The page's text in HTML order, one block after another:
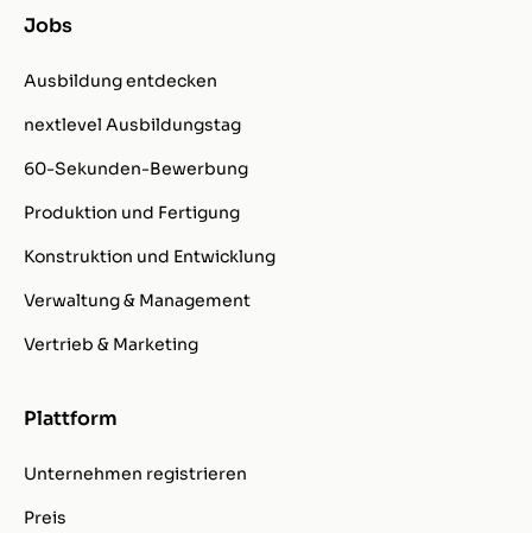
Jobs
Ausbildung entdecken
nextlevel Ausbildungstag
60-Sekunden-Bewerbung
Produktion und Fertigung
Konstruktion und Entwicklung
Verwaltung & Management
Vertrieb & Marketing
Plattform
Unternehmen registrieren
Preis